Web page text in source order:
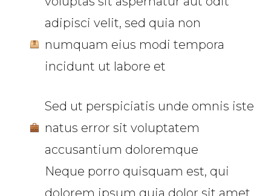
adipisci velit, sed quia non
numquam eius modi tempora
incidunt ut labore et
Sed ut perspiciatis unde omnis iste
natus error sit voluptatem
accusantium doloremque
Neque porro quisquam est, qui
dolorem ipsum quia dolor sit amet,